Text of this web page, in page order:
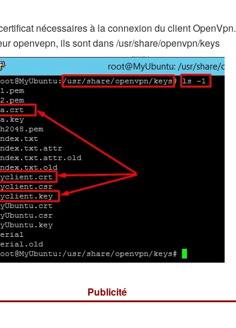
nécessaires à la connexion du client OpenVpn.
openvepn, ils sont dans /usr/share/openvpn/keys
Publicité